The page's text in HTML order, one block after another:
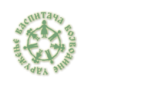
Skoči
na
sadržaj